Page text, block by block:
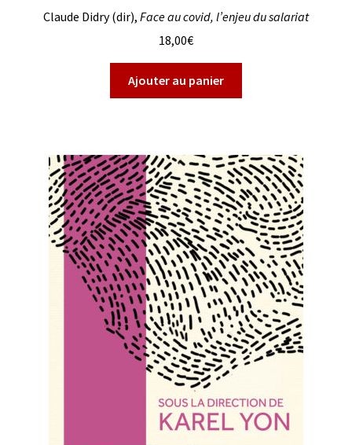
Claude Didry (dir), Face au covid, l’enjeu du salariat
18,00€
Ajouter au panier